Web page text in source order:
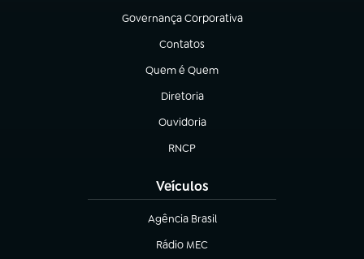
Governança Corporativa
(abre em nova aba)
Contatos
(abre em nova aba)
Quem é Quem
(abre em nova aba)
Diretoria
(abre em nova aba)
Ouvidoria
(abre em nova aba)
RNCP
(abre em nova aba)
Veículos
Agência Brasil
(abre em nova aba)
Rádio MEC